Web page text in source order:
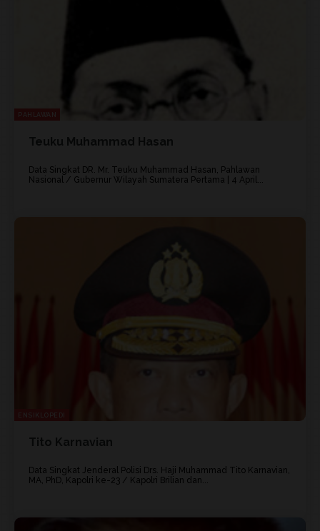
PAHLAWAN
Teuku Muhammad Hasan
Data Singkat DR. Mr. Teuku Muhammad Hasan, Pahlawan
Nasional / Gubernur Wilayah Sumatera Pertama | 4 April...
ENSIKLOPEDI
Tito Karnavian
Data Singkat Jenderal Polisi Drs. Haji Muhammad Tito Karnavian,
MA, PhD, Kapolri ke-23 / Kapolri Brilian dan...